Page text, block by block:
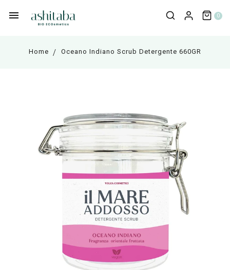
0
Home Oceano Indiano Scrub Detergente 660GR